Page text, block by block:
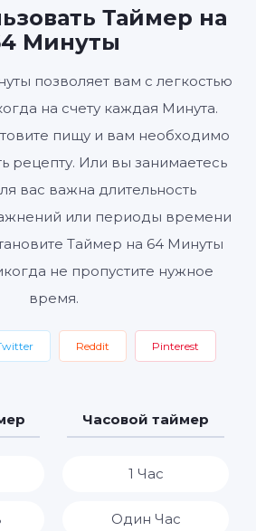
Таймер на
Минуты
позволяет вам с легкостью
на счету каждая Минута.
пищу и вам необходимо
рецепту. Или вы занимаетесь
вас важна длительность
или периоды времени
Таймер на 64 Минуты
не пропустите нужное
время.
Reddit Pinterest
Часовой таймер
1 Час
Один Час
Сбросить Настройки